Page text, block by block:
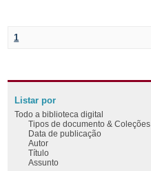
1
Listar por
Todo a biblioteca digital
Tipos de documento & Coleções
Data de publicação
Autor
Título
Assunto